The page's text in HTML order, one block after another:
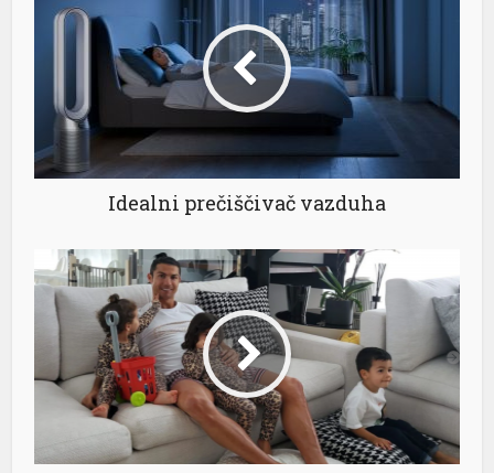
Idealni prečiščivač vazduha